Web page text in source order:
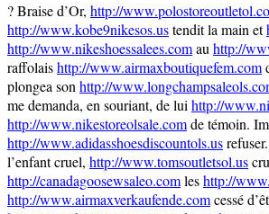
? Braise d’Or, http://
http://www.kobe9nikesos.ustendit la main et
http://www.nikeshoessalees.comau http://
raffolaishttp://www.airmaxboutiquefem.com
plongea son http://
me demanda, en souriant, de lui http://
http://www.nikestoreolsale.comde témoin.
http://www.adidasshoesdiscountols.usrefuser.
l’enfant cruel, http://www.tomsoutletsol.us
http://canadagoosewsaleo.comleshttp://
http://www.airmaxverkaufende.comcessé